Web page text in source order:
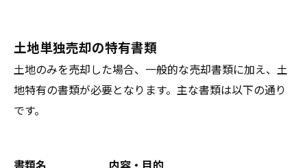
土地単独売却の特有書類
土地のみを売却した場合、一般的な売却書類に加え、土
地特有の書類が必要となります。主な書類は以下の通り
です。